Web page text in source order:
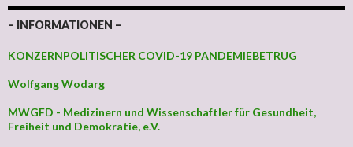
– INFORMATIONEN –
KONZERNPOLITISCHER COVID-19 PANDEMIEBETRUG
Wolfgang Wodarg
MWGFD - Medizinern und Wissenschaftler für Gesundheit,
Freiheit und Demokratie, e.V.